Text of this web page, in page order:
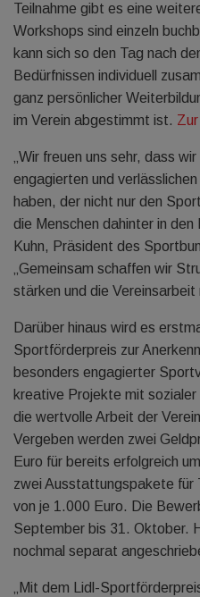
Teilnahme gibt es eine
Workshops sind einzeln
kann sich so den Tag nach
Bedürfnissen individuell
ganz persönlicher
im Verein abgestimmt ist.
„Wir freuen uns sehr, dass
engagierten und
haben, der nicht nur den
die Menschen dahinter in
Kuhn, Präsident des
„Gemeinsam schaffen wir
stärken und die
Darüber hinaus wird es
Sportförderpreis zur
besonders engagierter
kreative Projekte mit sozialer
die wertvolle Arbeit der
Vergeben werden zwei
Euro für bereits erfolgreich
zwei Ausstattungspakete für
von je 1.000 Euro. Die
September bis 31. Oktober.
nochmal separat
„Mit dem Lidl-